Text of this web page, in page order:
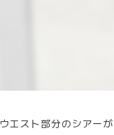
ウエスト部分のシアー